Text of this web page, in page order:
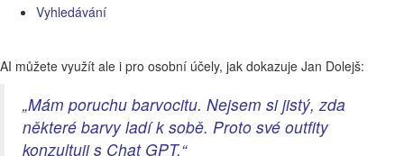
Vyhledávání
AI můžete využít ale i pro osobní účely, jak dokazuje Jan Dolejš:
„Mám poruchu barvocitu. Nejsem si jistý, zda
některé barvy ladí k sobě. Proto své outfity
konzultuji s Chat GPT.“